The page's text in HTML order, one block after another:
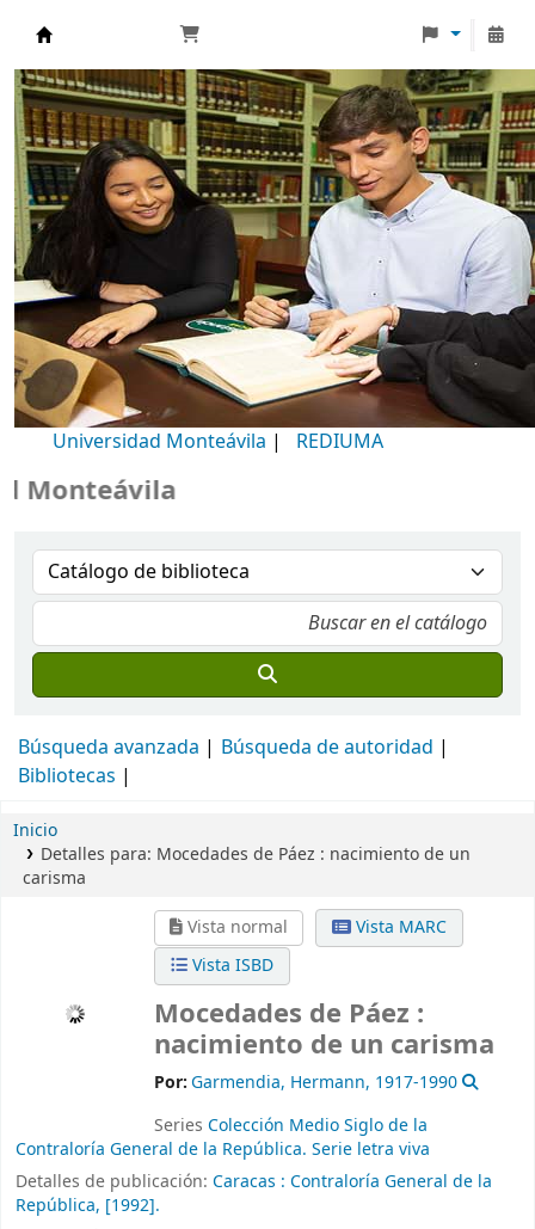
Biblioteca Universidad Monteávila
Universidad Monteávila | REDIUMA
Búsqueda avanzada
Búsqueda de autoridad
Bibliotecas
Inicio
Detalles para: Mocedades de Páez : nacimiento de un
carisma
Vista normal
Vista MARC
Vista ISBD
Mocedades de Páez :
nacimiento de un carisma
Por:Garmendia, Hermann, 1917-1990
Series Colección Medio Siglo de la
Contraloría General de la República. Serie letra viva
Detalles de publicación: Caracas : Contraloría General de la
República, [1992].